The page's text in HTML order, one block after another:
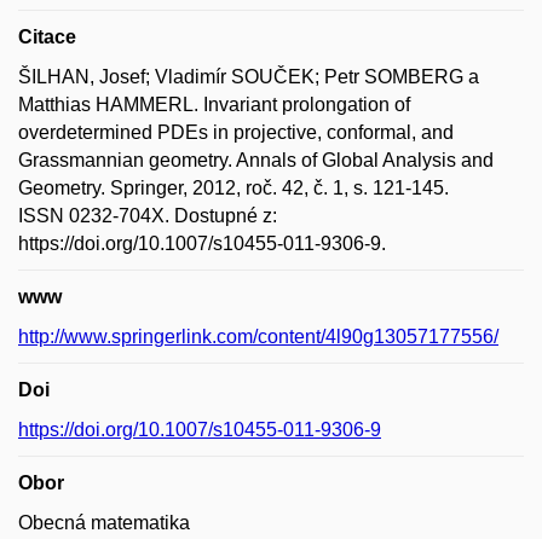
Citace
ŠILHAN, Josef; Vladimír SOUČEK; Petr SOMBERG a
Matthias HAMMERL. Invariant prolongation of
overdetermined PDEs in projective, conformal, and
Grassmannian geometry. Annals of Global Analysis and
Geometry. Springer, 2012, roč. 42, č. 1, s. 121-145.
ISSN 0232-704X. Dostupné z:
https://doi.org/10.1007/s10455-011-9306-9.
www
http://www.springerlink.com/content/4l90g13057177556/
Doi
https://doi.org/10.1007/s10455-011-9306-9
Obor
Obecná matematika